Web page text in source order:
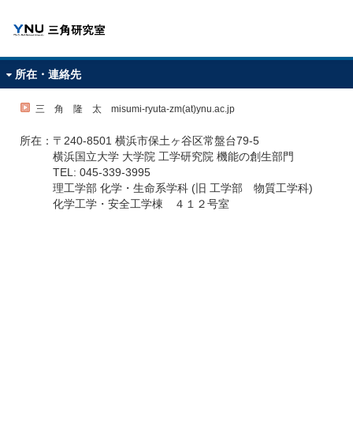
ホーム
研究内容
研究室スタッフ・学生
研究業績
関連学協会
所在・連絡先
三 角 隆 太 misumi-ryuta-zm(at)ynu.ac.jp
所在：〒240-8501 横浜市保土ヶ谷区常盤台79-5
横浜国立大学 大学院 工学研究院 機能の創生部門
TEL: 045-339-3995
理工学部 化学・生命系学科 (旧 工学部 物質工学科)
化学工学・安全工学棟 ４１２号室